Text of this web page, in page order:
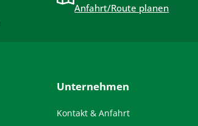
Anfahrt/Route planen
Unternehmen
Kontakt & Anfahrt